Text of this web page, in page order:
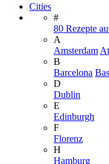
Cities
#
80 Rezepte
A
Amsterdam
B
Barcelona
D
Dublin
E
Edinburgh
F
Florenz
H
Hamburg